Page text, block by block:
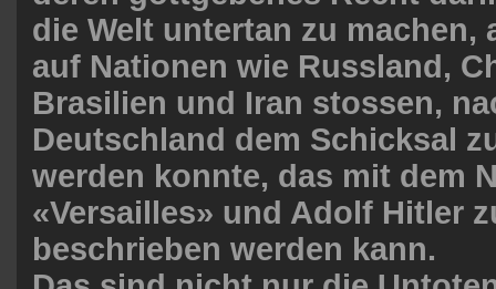
die Welt untertan zu machen,
auf Nationen wie Russland,
Brasilien und Iran stossen,
Deutschland dem Schicksal
werden konnte, das mit dem
«Versailles» und Adolf Hitler
beschrieben werden kann.